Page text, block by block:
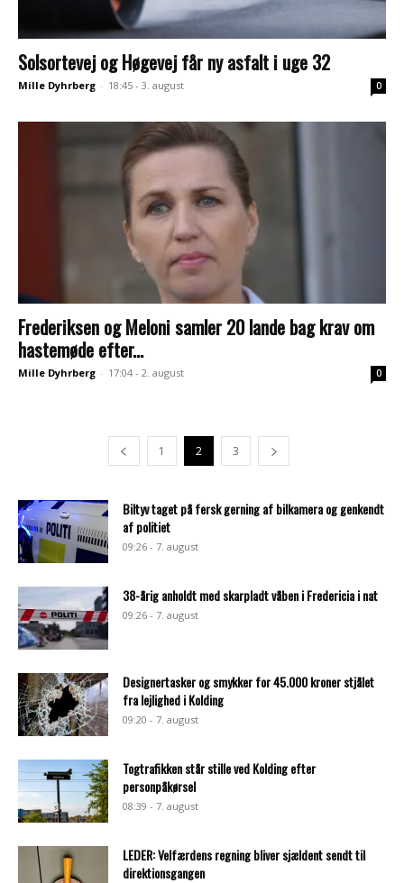
Solsortevej og Høgevej får ny asfalt i uge 32
Mille Dyhrberg - 18:45 - 3. august 0
Frederiksen og Meloni samler 20 lande bag krav om
hastemøde efter...
Mille Dyhrberg - 17:04 - 2. august 0
1 2 3
Biltyv taget på fersk gerning af bilkamera og genkendt
af politiet
09:26 - 7. august
38-årig anholdt med skarpladt våben i Fredericia i nat
09:26 - 7. august
Designertasker og smykker for 45.000 kroner stjålet
fra lejlighed i Kolding
09:20 - 7. august
Togtrafikken står stille ved Kolding efter
personpåkørsel
08:39 - 7. august
LEDER: Velfærdens regning bliver sjældent sendt til
direktionsgangen